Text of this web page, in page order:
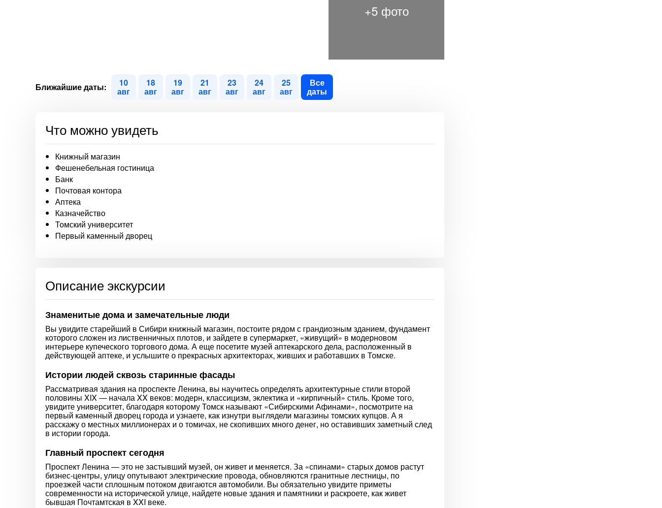
Ближайшие даты: 10
авг
18
авг
19
авг
21
авг
23
авг
24
авг
25
авг
Все
даты
Что можно увидеть
Книжный магазин
Фешенебельная гостиница
Банк
Почтовая контора
Аптека
Казначейство
Томский университет
Первый каменный дворец
Описание экскурсии
Знаменитые дома и замечательные люди
Вы увидите старейший в Сибири книжный магазин, постоите рядом с грандиозным зданием, фундамент
которого сложен из лиственничных плотов, и зайдете в супермаркет, «живущий» в модерновом
интерьере купеческого торгового дома. А еще посетите музей аптекарского дела, расположенный в
действующей аптеке, и услышите о прекрасных архитекторах, живших и работавших в Томске.
Истории людей сквозь старинные фасады
Рассматривая здания на проспекте Ленина, вы научитесь определять архитектурные стили второй
половины XIX — начала XX веков: модерн, классицизм, эклектика и «кирпичный» стиль. Кроме того,
увидите университет, благодаря которому Томск называют «Сибирскими Афинами», посмотрите на
первый каменный дворец города и узнаете, как изнутри выглядели магазины томских купцов. А я
расскажу о местных миллионерах и о томичах, не скопивших много денег, но оставивших заметный след
в истории города.
Главный проспект сегодня
Проспект Ленина — это не застывший музей, он живет и меняется. За «спинами» старых домов растут
бизнес-центры, улицу опутывают электрические провода, обновляются гранитные лестницы, по
проезжей части сплошным потоком двигаются автомобили. Вы обязательно увидите приметы
современности на исторической улице, найдете новые здания и памятники и раскроете, как живет
бывшая Почтамтская в XXI веке.